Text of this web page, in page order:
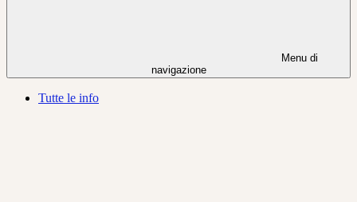
Menu di
navigazione
Tutte le info